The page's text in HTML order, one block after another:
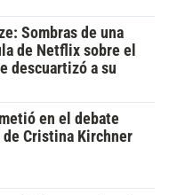
Sombras de una
de Netflix sobre el
descuartizó a su
en el debate
Cristina Kirchner